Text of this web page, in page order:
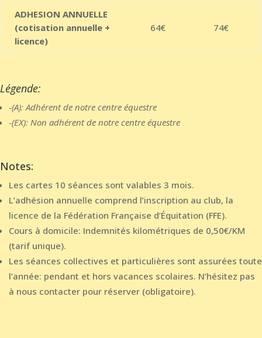
ADHESION ANNUELLE
(cotisation annuelle +
licence)
64€ 74€
Légende:
-(A): Adhérent de notre centre équestre
-(EX): Non adhérent de notre centre équestre
Notes:
Les cartes 10 séances sont valables 3 mois.
L’adhésion annuelle comprend l’inscription au club, la
licence de la Fédération Française d’Équitation (FFE).
Cours à domicile: Indemnités kilométriques de 0,50€/KM
(tarif unique).
Les séances collectives et particulières sont assurées toute
l’année: pendant et hors vacances scolaires. N’hésitez pas
à nous contacter pour réserver (obligatoire).